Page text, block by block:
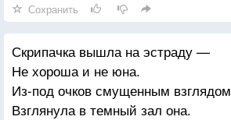
Сохранить
Скрипачка вышла на эстраду —
Не хороша и не юна.
Из-под очков смущенным взглядом
Взглянула в темный зал она.